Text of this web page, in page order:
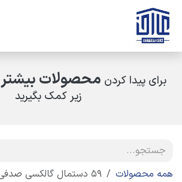
صرف نظر و مشاهده محتوا
برای پیدا کردن محصولات بیشتر
زیر کمک بگیرید
همه محصولات 59 دستمال گالکسی صدفی